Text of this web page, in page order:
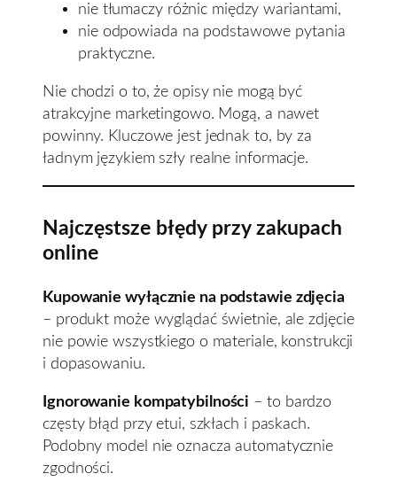
nie tłumaczy różnic między wariantami,
nie odpowiada na podstawowe pytania
praktyczne.
Nie chodzi o to, że opisy nie mogą być
atrakcyjne marketingowo. Mogą, a nawet
powinny. Kluczowe jest jednak to, by za
ładnym językiem szły realne informacje.
Najczęstsze błędy przy zakupach
online
Kupowanie wyłącznie na podstawie zdjęcia
– produkt może wyglądać świetnie, ale zdjęcie
nie powie wszystkiego o materiale, konstrukcji
i dopasowaniu.
Ignorowanie kompatybilności – to bardzo
częsty błąd przy etui, szkłach i paskach.
Podobny model nie oznacza automatycznie
zgodności.